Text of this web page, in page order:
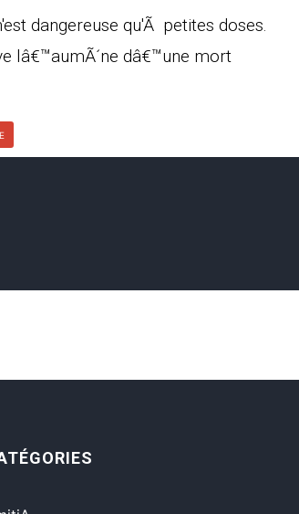
dangereuse qu'Ã petites doses.
lâ€™aumÃ´ne dâ€™une mort